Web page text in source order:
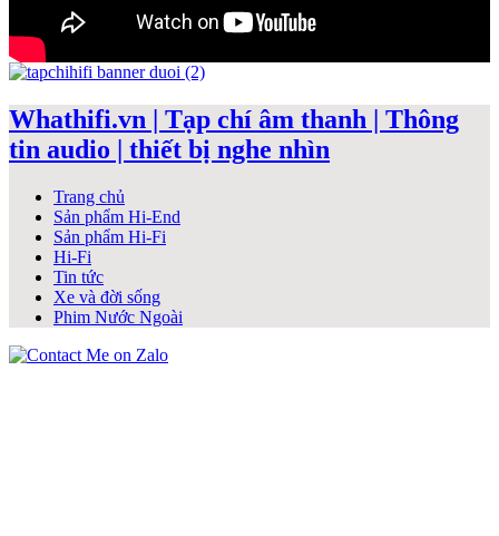
Whathifi.vn | Tạp chí âm thanh | Thông
tin audio | thiết bị nghe nhìn
Trang chủ
Sản phẩm Hi-End
Sản phẩm Hi-Fi
Hi-Fi
Tin tức
Xe và đời sống
Phim Nước Ngoài